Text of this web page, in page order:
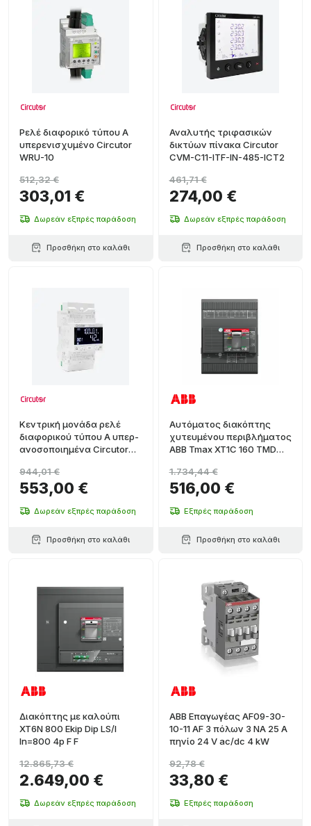
Ρελέ διαφορικό τύπου A
υπερενισχυμένο Circutor
WRU-10
303,01 €
512,32 €
Δωρεάν εξπρές παράδοση
Προσθήκη στο καλάθι
Αναλυτής τριφασικών
δικτύων πίνακα Circutor
CVM-C11-ITF-IN-485-ICT2
274,00 €
461,71 €
Δωρεάν εξπρές παράδοση
Προσθήκη στο καλάθι
Κεντρική μονάδα ρελέ
διαφορικού τύπου A υπερ-
ανοσοποιημένα Circutor
553,00 €
944,01 €
Δωρεάν εξπρές παράδοση
Προσθήκη στο καλάθι
Αυτόματος διακόπτης
χυτευμένου περιβλήματος
ABB Tmax XT1C 160 TMD
516,00 €
1.734,44 €
Εξπρές παράδοση
Προσθήκη στο καλάθι
Διακόπτης με καλούπι
XT6N 800 Ekip Dip LS/I
In=800 4p F F
2.649,00 €
12.865,73 €
Δωρεάν εξπρές παράδοση
ABB Επαγωγέας AF09-30-
10-11 AF 3 πόλων 3 NA 25 A
πηνίο 24 V ac/dc 4 kW
33,80 €
92,78 €
Εξπρές παράδοση